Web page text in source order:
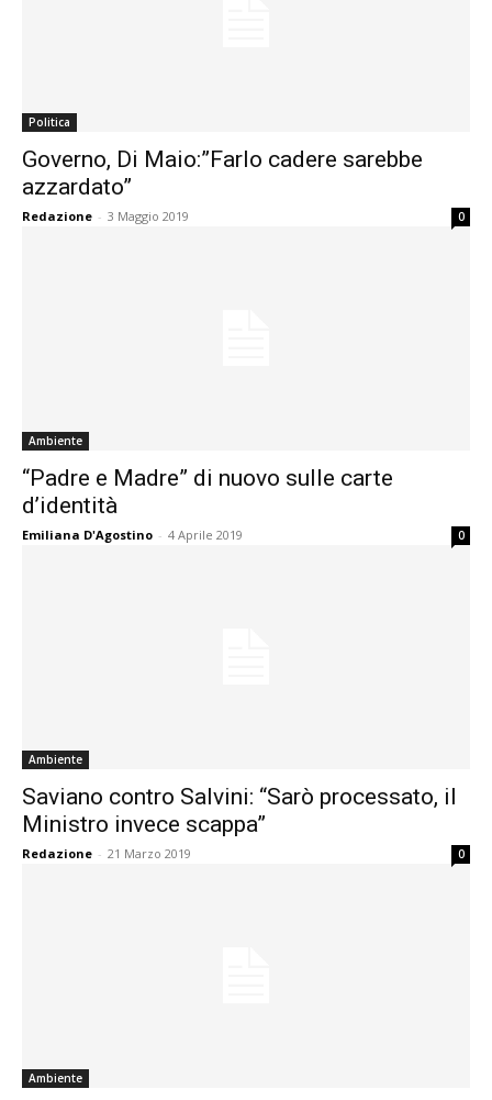
Politica
Governo, Di Maio:”Farlo cadere sarebbe
azzardato”
Redazione - 3 Maggio 2019 0
Ambiente
“Padre e Madre” di nuovo sulle carte
d’identità
Emiliana D'Agostino - 4 Aprile 2019 0
Ambiente
Saviano contro Salvini: “Sarò processato, il
Ministro invece scappa”
Redazione - 21 Marzo 2019 0
Ambiente